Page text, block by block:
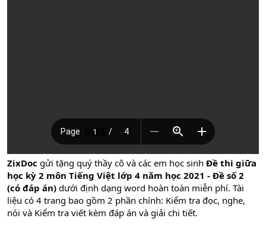
ZixDoc gửi tặng quý thầy cô và các em học sinh Đề thi giữa
học kỳ 2 môn Tiếng Việt lớp 4 năm học 2021 - Đề số 2
(có đáp án) dưới định dạng word hoàn toàn miễn phí. Tài
liệu có 4 trang bao gồm 2 phần chính: Kiểm tra đọc, nghe,
nói và Kiểm tra viết kèm đáp án và giải chi tiết.